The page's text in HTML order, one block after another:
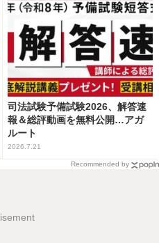
司法試験予備試験2026、解答速
報＆総評動画を無料公開…アガ
ルート
2026.7.21
Recommended by